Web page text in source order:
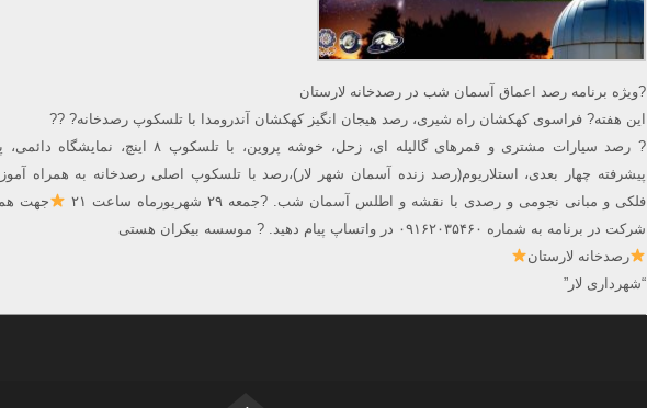
?ویژه برنامه رصد اعماق آسمان شب در رصدخانه لارستان
این هفته? فراسوی کهکشان راه شیری، رصد هیجان انگیز کهکشان آندرومدا با تلسکوپ رصدخانه? ??
? رصد سیارات مشتری و قمرهای گالیله ای، زحل، خوشه پروین، با تلسکوپ ۸ اینچ،
پیشرفته چهار بعدی، استلاریوم(رصد زنده آسمان شهر لار)،رصد با تلسکوپ اصلی رصدخانه به همراه
فلکی و مبانی نجومی و رصدی با نقشه و اطلس آسمان شب. ?جمعه ۲۹ شهریورماه ساعت ۲۱
جهت
شرکت در برنامه به شماره ۰۹۱۶۲۰۳۵۴۶۰ در واتساپ پیام دهید. ? موسسه بیکران هستی
رصدخانه لارستان
“شهرداری لار”